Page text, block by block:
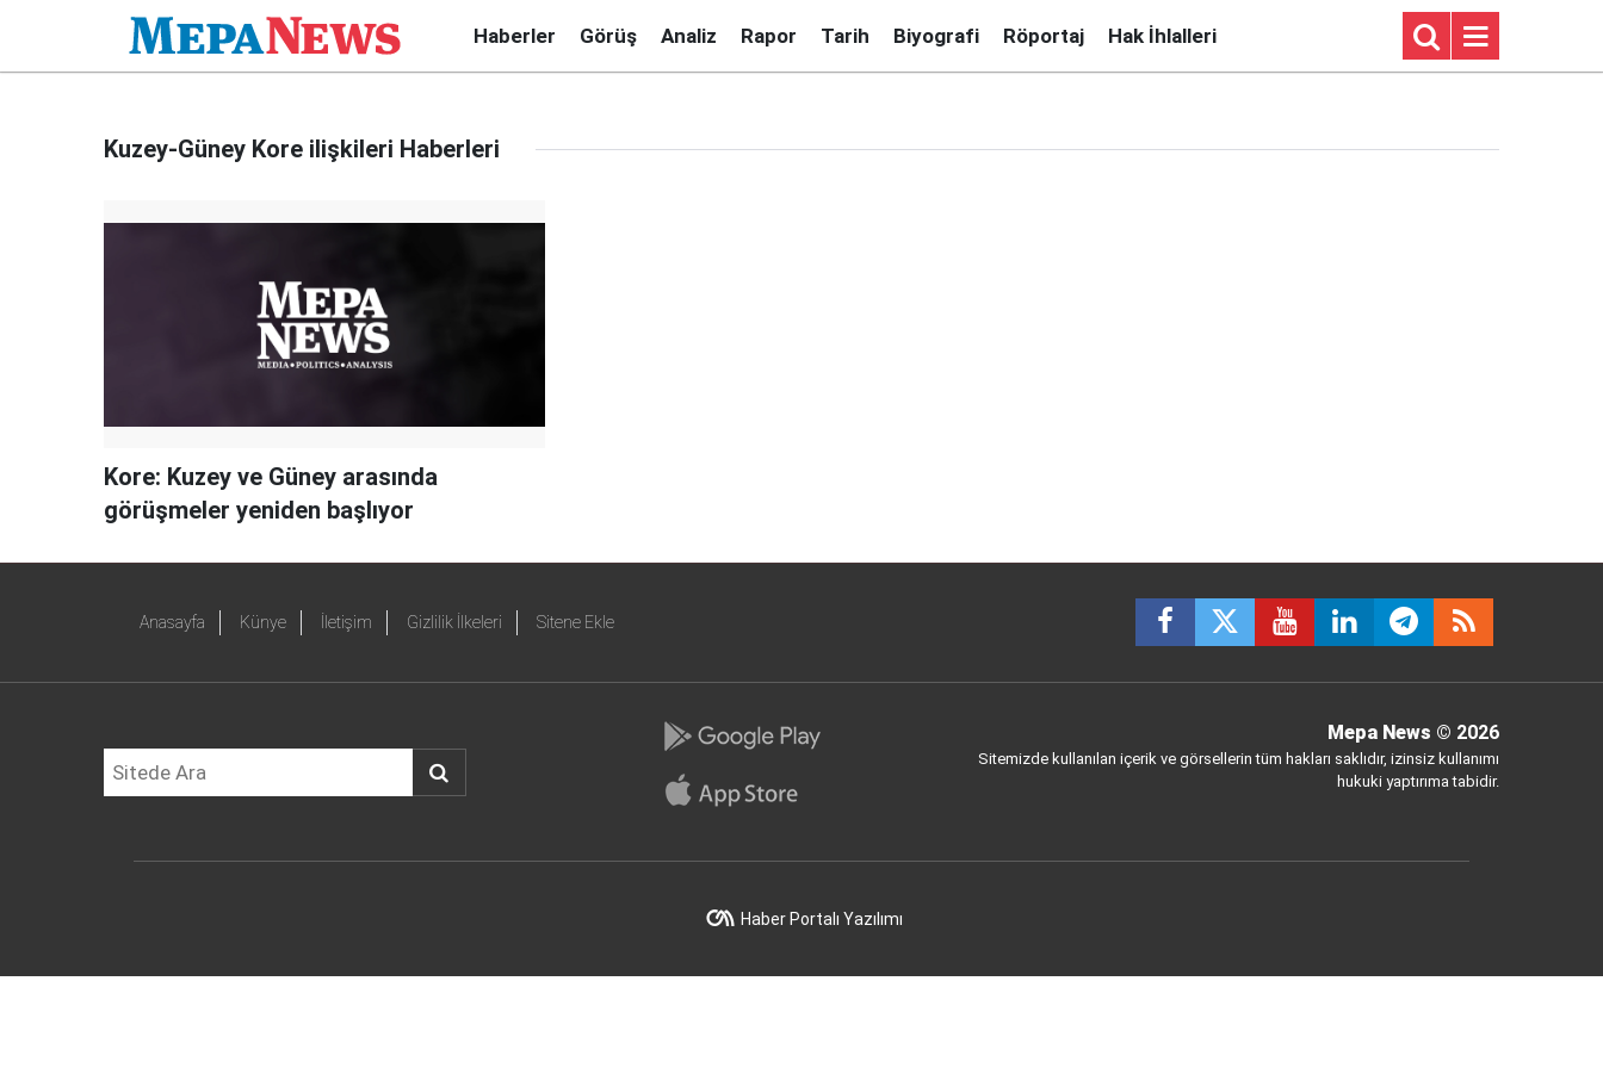
Haberler Görüş Analiz Rapor Tarih Biyografi Röportaj Hak İhlalleri
Kuzey-Güney Kore ilişkileri Haberleri
Kore: Kuzey ve Güney arasında
görüşmeler yeniden başlıyor
Anasayfa Künye İletişim Gizlilik İlkeleri Sitene Ekle
Mepa News © 2026
Sitemizde kullanılan içerik ve görsellerin tüm hakları saklıdır, izinsiz kullanımı
hukuki yaptırıma tabidir.
Haber Portalı Yazılımı